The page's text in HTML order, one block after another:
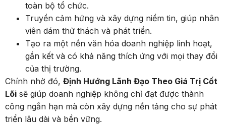
toàn bộ tổ chức.
Truyền cảm hứng và xây dựng niềm tin, giúp nhân
viên dám thử thách và phát triển.
Tạo ra một nền văn hóa doanh nghiệp linh hoạt,
gắn kết và có khả năng thích ứng với mọi thay đổi
của thị trường.
Chính nhờ đó, Định Hướng Lãnh Đạo Theo Giá Trị Cốt
Lõi sẽ giúp doanh nghiệp không chỉ đạt được thành
công ngắn hạn mà còn xây dựng nền tảng cho sự phát
triển lâu dài và bền vững.